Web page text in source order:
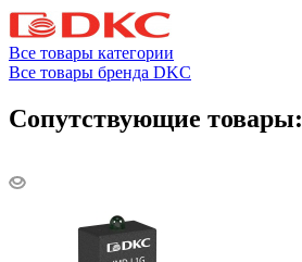
Все товары категории
Все товары бренда DKC
Сопутствующие товары: